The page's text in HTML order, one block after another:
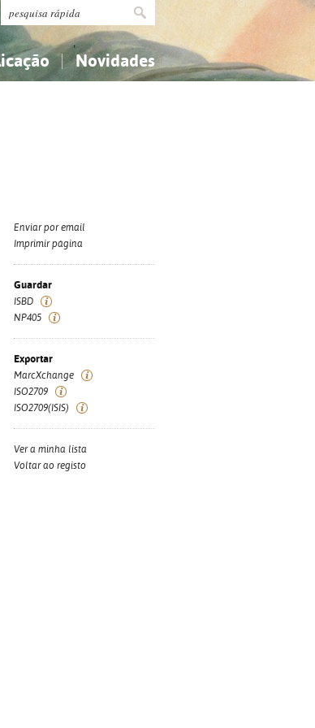
Novidades
Enviar por email
Imprimir página
Guardar
ISBD
NP405
Exportar
MarcXchange
ISO2709
ISO2709(ISIS)
Ver a minha lista
Voltar ao registo